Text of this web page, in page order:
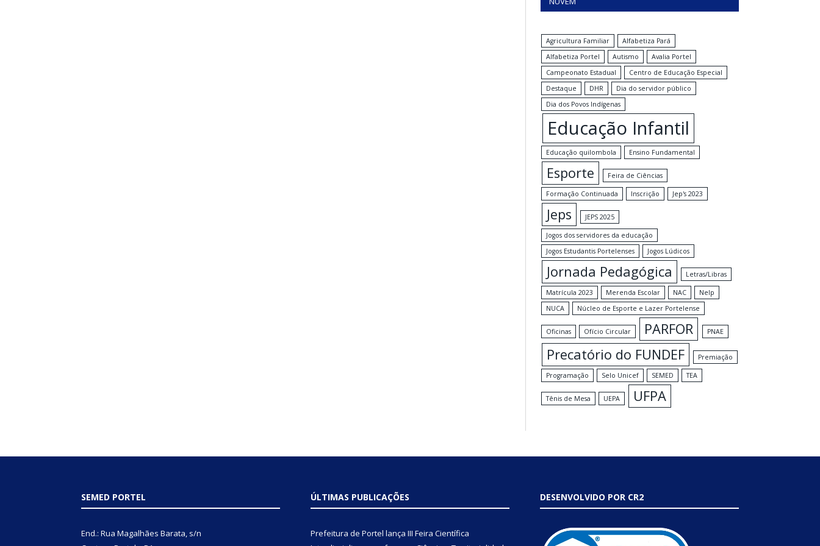
Agricultura Familiar
Alfabetiza Pará
Alfabetiza Portel
Autismo
Avalia Portel
Campeonato Estadual
Centro de Educação Especial
Destaque
DHR
Dia do servidor público
Dia dos Povos Indígenas
Educação Infantil
Educação quilombola Ensino Fundamental
Esporte Feira de Ciências
Formação Continuada Inscrição Jep's 2023
Jeps JEPS 2025
Jogos dos servidores da educação
Jogos Estudantis Portelenses
Jogos Lúdicos
Jornada Pedagógica Letras/Libras
Matrícula 2023 Merenda Escolar NAC
Nelp
NUCA
Núcleo de Esporte e Lazer Portelense
Oficinas Ofício Circular PARFOR PNAE
Precatório do FUNDEF Premiação
Programação Selo Unicef SEMED TEA
Tênis de Mesa UEPA UFPA
SEMED PORTEL
End.: Rua Magalhães Barata, s/n
ÚLTIMAS PUBLICAÇÕES
Prefeitura de Portel lança III Feira Científica
DESENVOLVIDO POR CR2